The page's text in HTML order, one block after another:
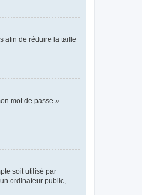
afin de réduire la taille
mot de passe ».
soit utilisé par
ordinateur public,